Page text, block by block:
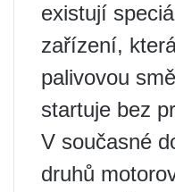
existují
zařízení,
palivovou
startuje bez
V současné
druhů